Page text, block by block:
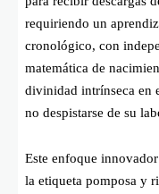
requiriendo un
cronológico, con
matemática de
divinidad intrínseca en
no despistarse de su
Este enfoque
la etiqueta pomposa y